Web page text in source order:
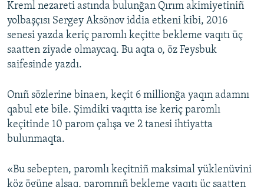
RFE/RS bütün saytları
Kreml nezareti astında bulunğan Qırım akimiyetiniñ
yolbaşçısı Sergey Aksönov iddia etkeni kibi, 2016
senesi yazda keriç paromlı keçitte bekleme vaqıtı üç
saatten ziyade olmaycaq. Bu aqta o, öz Feysbuk
saifesinde yazdı.
Onıñ sözlerine binaen, keçit 6 millionğa yaqın adamnı
qabul ete bile. Şimdiki vaqıtta ise keriç paromlı
keçitinde 10 parom çalışa ve 2 tanesi ihtiyatta
bulunmaqta.
«Bu sebepten, paromlı keçitniñ maksimal yüklenüvini
köz ögüne alsaq, paromnıñ bekleme vaqıtı üç saatten